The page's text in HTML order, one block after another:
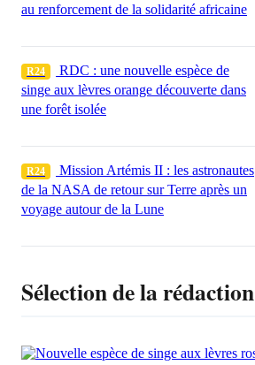
au renforcement de la solidarité africaine
R24
RDC : une nouvelle espèce de
singe aux lèvres orange découverte dans
une forêt isolée
R24
Mission Artémis II : les astronautes
de la NASA de retour sur Terre après un
voyage autour de la Lune
Sélection de la rédaction